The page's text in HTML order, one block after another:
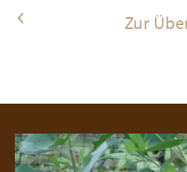
Vorheriger Artikel
Zur